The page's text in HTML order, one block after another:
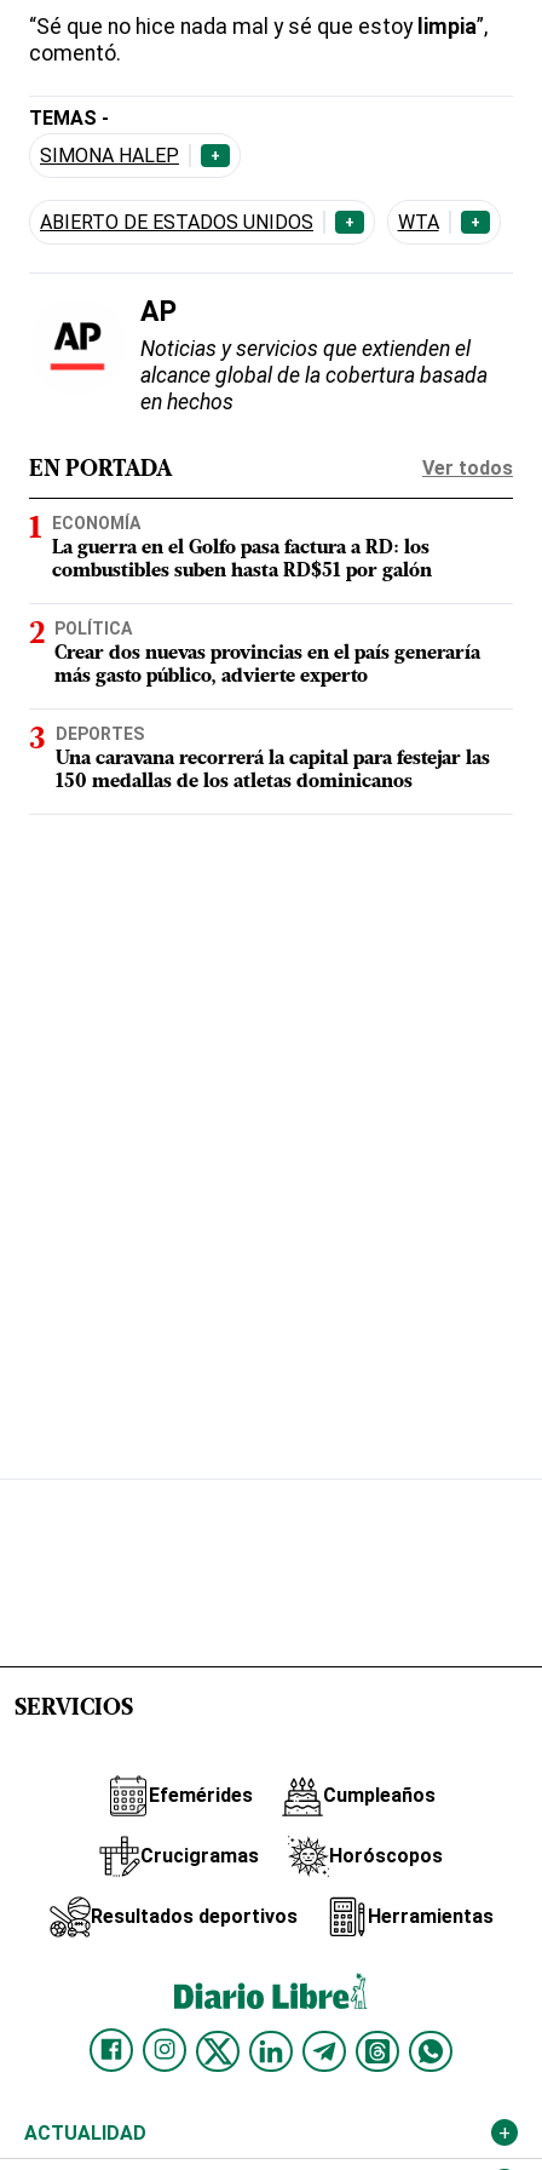
“Sé que no hice nada mal y sé que estoy limpia”,
comentó.
TEMAS -
SIMONA HALEP
+
ABIERTO DE ESTADOS UNIDOS + WTA +
AP
Noticias y servicios que extienden el
alcance global de la cobertura basada
en hechos
EN PORTADA Ver todos
ECONOMÍA
La guerra en el Golfo pasa factura a RD: los
combustibles suben hasta RD$51 por galón
POLÍTICA
Crear dos nuevas provincias en el país generaría
más gasto público, advierte experto
DEPORTES
Una caravana recorrerá la capital para festejar las
150 medallas de los atletas dominicanos
SERVICIOS
Efemérides Cumpleaños
Crucigramas Horóscopos
Resultados deportivos Herramientas
ACTUALIDAD